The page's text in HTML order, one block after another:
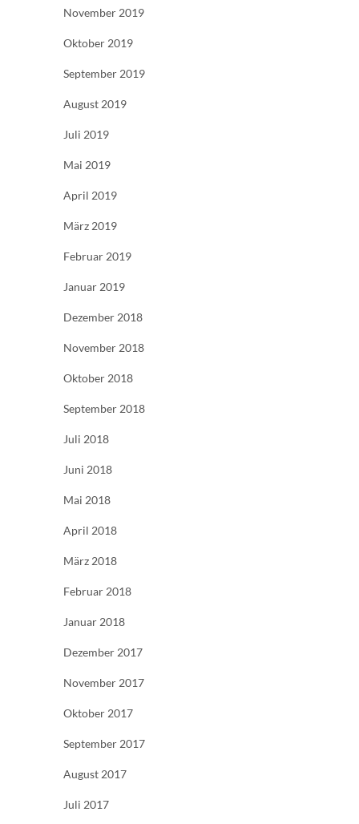
November 2019
Oktober 2019
September 2019
August 2019
Juli 2019
Mai 2019
April 2019
März 2019
Februar 2019
Januar 2019
Dezember 2018
November 2018
Oktober 2018
September 2018
Juli 2018
Juni 2018
Mai 2018
April 2018
März 2018
Februar 2018
Januar 2018
Dezember 2017
November 2017
Oktober 2017
September 2017
August 2017
Juli 2017